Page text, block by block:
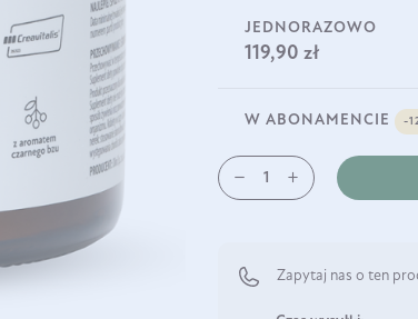
JEDNORAZOWO
119,90 zł
W ABONAMENCIE -
Zapytaj nas o ten